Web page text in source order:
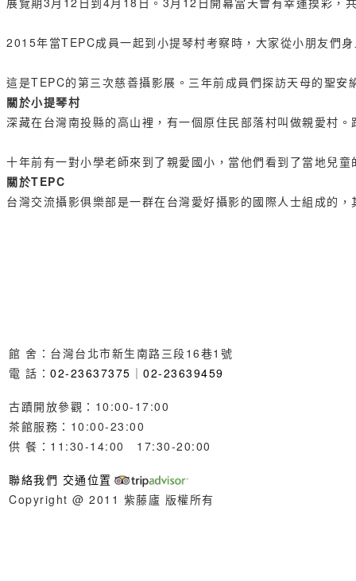
2015年當TEPC成員一起到小提琴村考察時，大家從小朋友們
這是TEPC的第三次慈善攝影展。三年前成員們探訪天母的聖
關於小提琴村
深藏在台灣南投縣的高山裡，有一個原住民部落村叫做親愛村
十年前有一對小學老師來到了親愛國小，當他們看到了當地兒
關於TEPC
台灣交流攝影俱樂部是一群在台灣愛好攝影的國際人士組成的
館 舍：台灣台北市新生南路三段16巷1號
電 話： 02-23637375 ｜ 02-23639459
古蹟開放參觀：10:00-17:00
茶館服務：10:00-23:00
供 餐：11:30-14:00 17:30-20:00
聯絡我們 交通位置
Copyright @ 2011 紫藤廬 版權所有